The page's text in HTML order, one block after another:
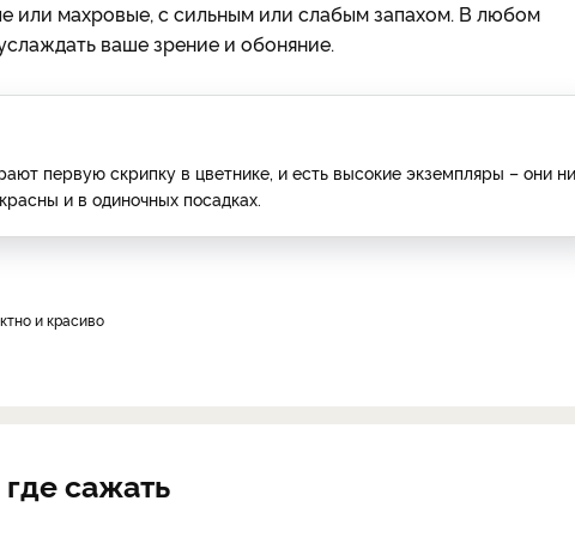
или махровые, с сильным или слабым запахом. В любом
ваше зрение и обоняние.
первую скрипку в цветнике, и есть высокие экземпляры – они ни
и в одиночных посадках.
и красиво
сажать